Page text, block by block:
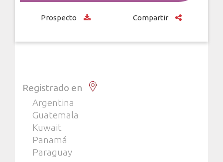
Prospecto Compartir
Registrado en
Argentina
Guatemala
Kuwait
Panamá
Paraguay